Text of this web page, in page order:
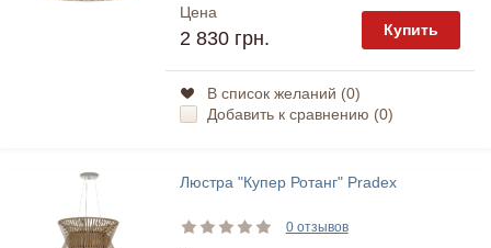
Цена
2 830 грн. Купить
В список желаний (0)
Добавить к сравнению (0)
Люстра "Купер Ротанг" Pradex
0 отзывов